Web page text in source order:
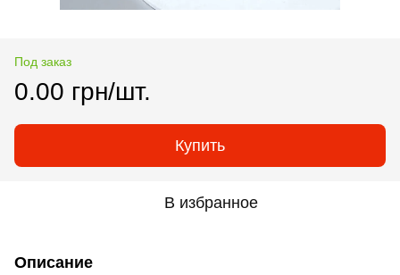
Под заказ
0.00 грн/шт.
Купить
В избранное
Описание